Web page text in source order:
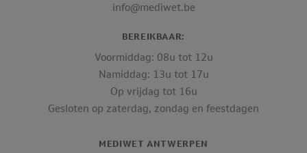
info@mediwet.be
BEREIKBAAR:
Voormiddag: 08u tot 12u
Namiddag: 13u tot 17u
Op vrijdag tot 16u
Gesloten op zaterdag, zondag en feestdagen
MEDIWET ANTWERPEN